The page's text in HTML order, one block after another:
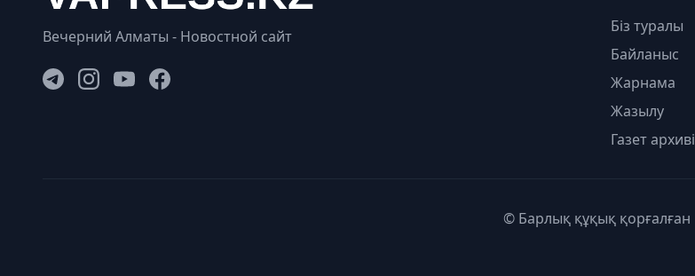
Вечерний Алматы - Новостной сайт
Біз туралы
Байланыс
Жарнама
Жазылу
Газет архиві
© Барлық құқық қорғалған